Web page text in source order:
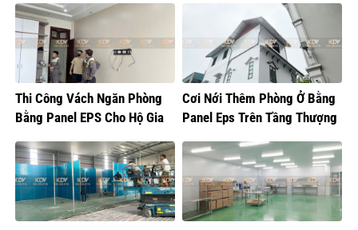
Thi Công Vách Ngăn Phòng
Bằng Panel EPS Cho Hộ Gia
Cơi Nới Thêm Phòng Ở Bằng
Panel Eps Trên Tầng Thượng